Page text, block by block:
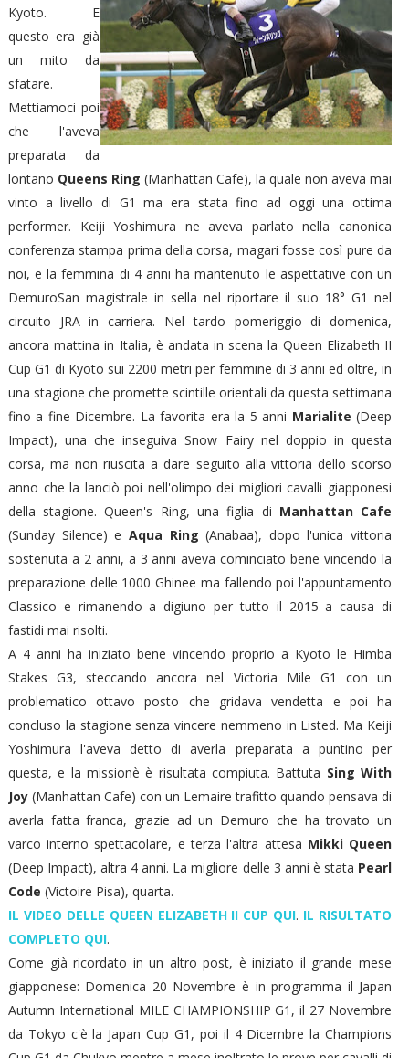
Kyoto. E
questo era già
un mito da
sfatare.
Mettiamoci poi
che l'aveva
preparata da
lontano Queens Ring (Manhattan Cafe), la quale non aveva mai
vinto a livello di G1 ma era stata fino ad oggi una ottima
performer. Keiji Yoshimura ne aveva parlato nella canonica
conferenza stampa prima della corsa, magari fosse così pure da
noi, e la femmina di 4 anni ha mantenuto le aspettative con un
DemuroSan magistrale in sella nel riportare il suo 18° G1 nel
circuito JRA in carriera. Nel tardo pomeriggio di domenica,
ancora mattina in Italia, è andata in scena la Queen Elizabeth II
Cup G1 di Kyoto sui 2200 metri per femmine di 3 anni ed oltre, in
una stagione che promette scintille orientali da questa settimana
fino a fine Dicembre. La favorita era la 5 anni Marialite (Deep
Impact), una che inseguiva Snow Fairy nel doppio in questa
corsa, ma non riuscita a dare seguito alla vittoria dello scorso
anno che la lanciò poi nell'olimpo dei migliori cavalli giapponesi
della stagione. Queen's Ring, una figlia di Manhattan Cafe
(Sunday Silence) e Aqua Ring (Anabaa), dopo l'unica vittoria
sostenuta a 2 anni, a 3 anni aveva cominciato bene vincendo la
preparazione delle 1000 Ghinee ma fallendo poi l'appuntamento
Classico e rimanendo a digiuno per tutto il 2015 a causa di
fastidi mai risolti.
A 4 anni ha iniziato bene vincendo proprio a Kyoto le Himba
Stakes G3, steccando ancora nel Victoria Mile G1 con un
problematico ottavo posto che gridava vendetta e poi ha
concluso la stagione senza vincere nemmeno in Listed. Ma Keiji
Yoshimura l'aveva detto di averla preparata a puntino per
questa, e la missionè è risultata compiuta. Battuta Sing With
Joy(Manhattan Cafe) con un Lemaire trafitto quando pensava di
averla fatta franca, grazie ad un Demuro che ha trovato un
varco interno spettacolare, e terza l'altra attesa Mikki Queen
(Deep Impact), altra 4 anni. La migliore delle 3 anni è stata Pearl
Code (Victoire Pisa), quarta.
IL VIDEO DELLE QUEEN ELIZABETH II CUP QUI. IL RISULTATO
COMPLETO QUI.
Come già ricordato in un altro post, è iniziato il grande mese
giapponese: Domenica 20 Novembre è in programma il Japan
Autumn International MILE CHAMPIONSHIP G1, il 27 Novembre
da Tokyo c'è la Japan Cup G1, poi il 4 Dicembre la Champions